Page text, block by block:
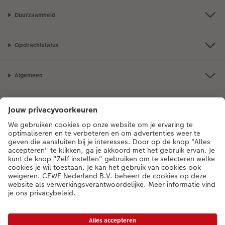
Duurzaamheid
Opdrachtstatus
Algemeen
Assortiment
Als je een vraag hebt over een product of bestelling, bel ons dan gerust:
0318 264 005[ma - vr 9:00 tot 20:00 u | za 9:00 tot 17:00 u | zo 12:00 tot
16:00 u]
NL|BE
* Tenzij anders vermeld, zijn alle vermelde prijzen inclusief btw en exclusief